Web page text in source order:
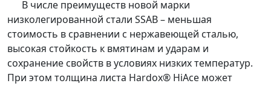
В числе преимуществ новой марки
низколегированной стали SSAB – меньшая
стоимость в сравнении с нержавеющей сталью,
высокая стойкость к вмятинам и ударам и
сохранение свойств в условиях низких температур.
При этом толщина листа Hardox® HiAce может